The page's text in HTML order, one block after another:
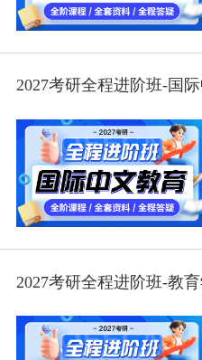
2027考研全程进阶班-国
2027考研全程进阶班-教